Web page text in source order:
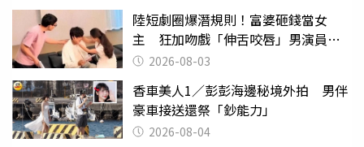
陸短劇圈爆潛規則！富婆砸錢當女
主 狂加吻戲「伸舌咬唇」男演員崩
潰 2026-08-03
香車美人1／彭彭海邊秘境外拍 男伴
豪車接送還祭「鈔能力」
2026-08-04